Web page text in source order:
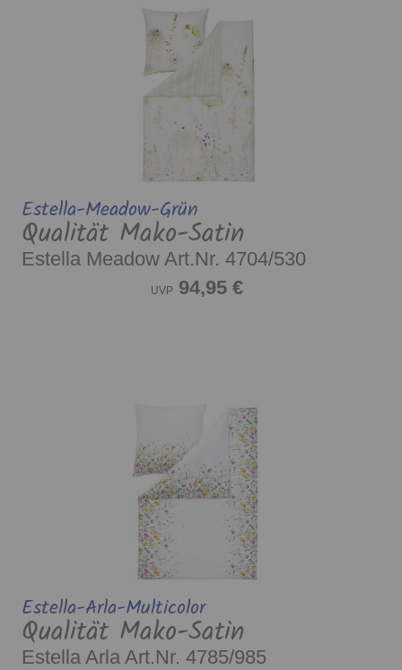
Estella-Meadow-Grün
Qualität Mako-Satin
Estella Meadow Art.Nr. 4704/530
UVP 94,95 €
Estella-Arla-Multicolor
Qualität Mako-Satin
Estella Arla Art.Nr. 4785/985